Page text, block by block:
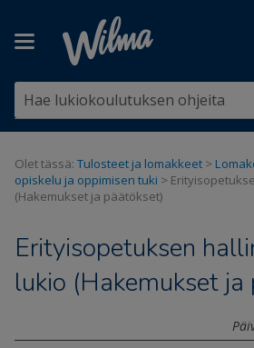
Olet tässä: Tulosteet ja lomakkeet >
opiskelu ja oppimisen tuki >
(Hakemukset ja päätökset)
Erityisopetuksen
lukio (Hakemukset